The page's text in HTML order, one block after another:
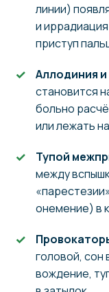
линии)
и
приступ
Аллодиния и
становится
больно
или лежать
Тупой
между
онемение) в
головой, сон
вождение,